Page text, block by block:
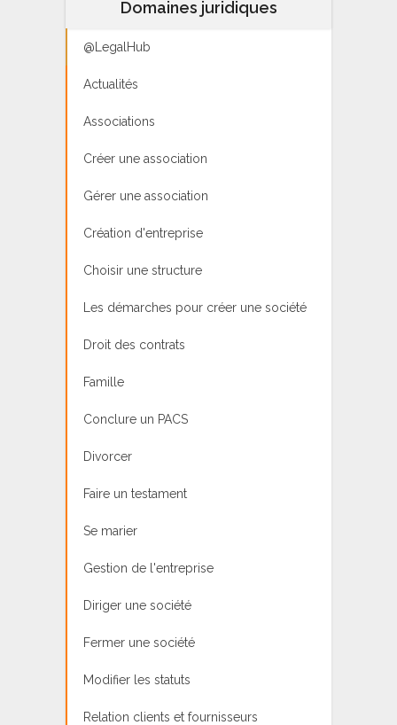
Domaines juridiques
@LegalHub
Actualités
Associations
Créer une association
Gérer une association
Création d'entreprise
Choisir une structure
Les démarches pour créer une société
Droit des contrats
Famille
Conclure un PACS
Divorcer
Faire un testament
Se marier
Gestion de l'entreprise
Diriger une société
Fermer une société
Modifier les statuts
Relation clients et fournisseurs